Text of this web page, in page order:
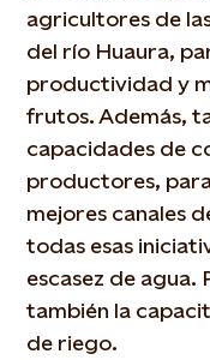
agricultores de
del río Huaura,
productividad y
frutos. Además,
capacidades de
productores,
mejores canales
todas esas
escasez de
también la
de riego.